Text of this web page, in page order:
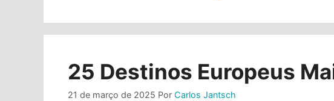
25 Destinos Europeus
21 de março de 2025 Por Carlos Jantsch